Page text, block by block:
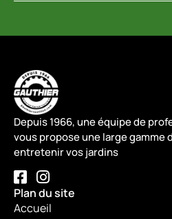
Depuis 1966, une équipe de
vous propose une large
entretenir vos jardins
Plan du site
Accueil